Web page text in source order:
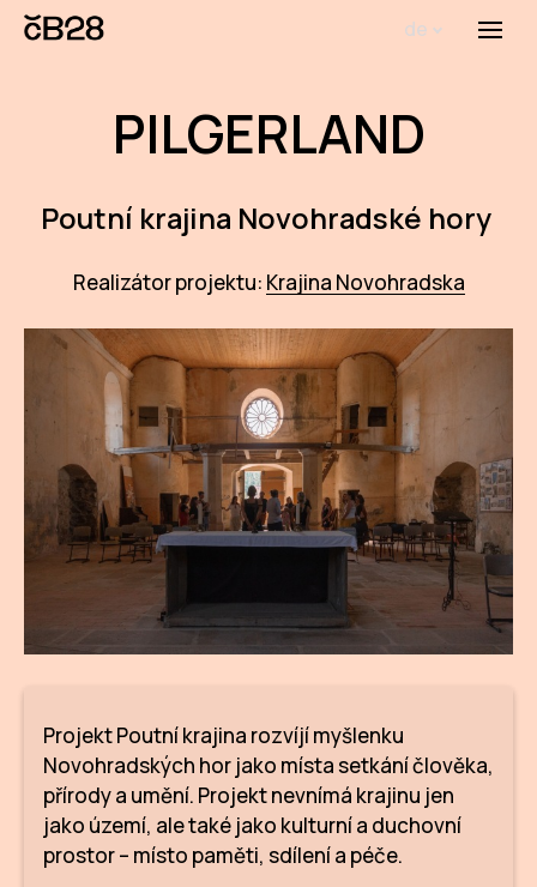
Menü
de
PILGERLAND
Poutní krajina Novohradské hory
Realizátor projektu: Krajina Novohradska
Projekt Poutní krajina rozvíjí myšlenku
Novohradských hor jako místa setkání člověka,
přírody a umění. Projekt nevnímá krajinu jen
jako území, ale také jako kulturní a duchovní
prostor – místo paměti, sdílení a péče.